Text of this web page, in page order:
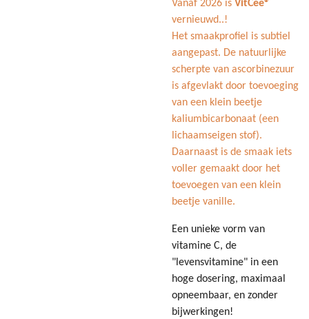
Vanaf 2026 is VitCee®
vernieuwd..!
Het smaakprofiel is subtiel
aangepast. De natuurlijke
scherpte van ascorbinezuur
is afgevlakt door toevoeging
van een klein beetje
kaliumbicarbonaat (een
lichaamseigen stof).
Daarnaast is de smaak iets
voller gemaakt door het
toevoegen van een klein
beetje vanille.
Een unieke vorm van
vitamine C, de
"levensvitamine" in een
hoge dosering, maximaal
opneembaar, en zonder
bijwerkingen!